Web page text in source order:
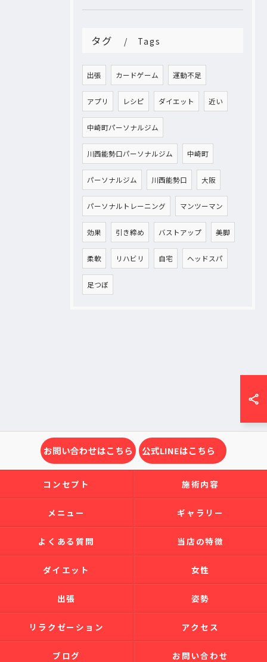
タグ Tags
出張 カードゲーム 運動不足
アプリ レシピ ダイエット 近い
中崎町パーソナルジム
川西能勢口パーソナルジム 中崎町
パーソナルジム 川西能勢口 大阪
パーソナルトレーニング マンツーマン
効果 引き締め バストアップ 美脚
柔軟 リハビリ 自宅 ヘッドスパ
足つぼ
お問い合わせはこちら 公式LINEはこちら
コンセプト 施術内容
メニュー ギャラリー
よくある質問 当店の特徴
ダイエット 女性
出張 姿勢
リラクゼーション アクセス
ブログ お問い合わせ